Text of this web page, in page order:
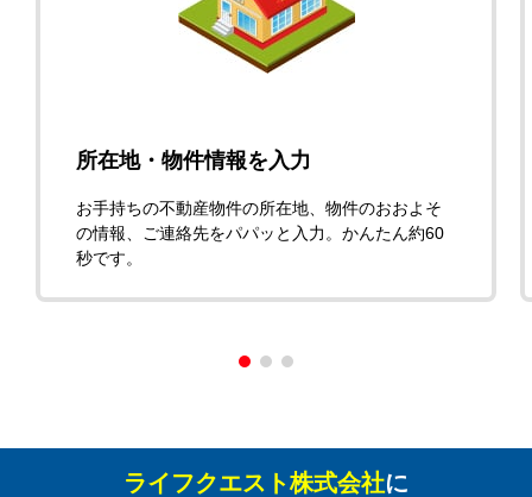
所在地・物件情報を入力
お手持ちの不動産物件の所在地、物件のおおよそ
の情報、ご連絡先をパパッと入力。かんたん約60
秒です。
ライフクエスト株式会社に